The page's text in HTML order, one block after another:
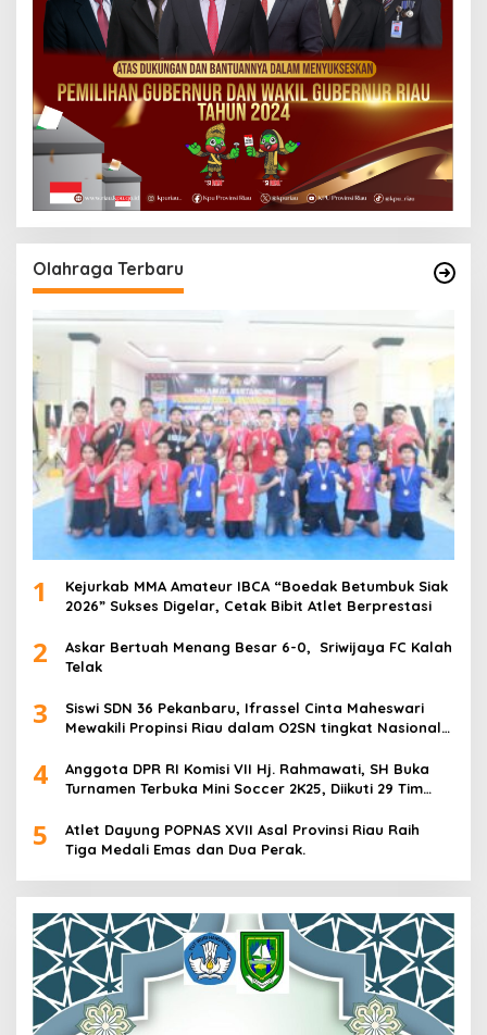
Olahraga Terbaru
1
Kejurkab MMA Amateur IBCA “Boedak Betumbuk Siak
2026” Sukses Digelar, Cetak Bibit Atlet Berprestasi
2
Askar Bertuah Menang Besar 6-0, Sriwijaya FC Kalah
Telak
3
Siswi SDN 36 Pekanbaru, Ifrassel Cinta Maheswari
Mewakili Propinsi Riau dalam O2SN tingkat Nasional
4
Anggota DPR RI Komisi VII Hj. Rahmawati, SH Buka
Turnamen Terbuka Mini Soccer 2K25, Diikuti 29 Tim
5
Atlet Dayung POPNAS XVII Asal Provinsi Riau Raih
Tiga Medali Emas dan Dua Perak.